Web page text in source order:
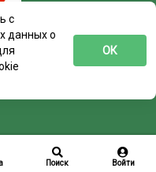
Поиск Войти
с
данных о
ОК